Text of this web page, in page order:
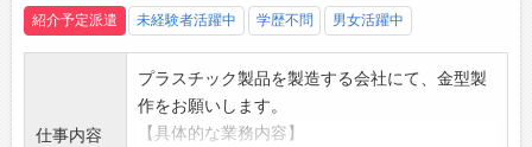
◇働きやすい環境で、長く安定して働けます♪
ャリアと私生活の両立が可能です◎
・新しい価値を一緒に創造していける方をお待
ちしています！
紹介予定派遣 未経験者活躍中 学歴不問 男女活躍中
仕事内容
プラスチック製品を製造する会社にて、金型製
作をお願いします。
【具体的な業務内容】